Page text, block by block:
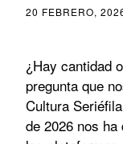
20 FEBRERO,
¿Hay cantidad
pregunta que
Cultura
de 2026 nos